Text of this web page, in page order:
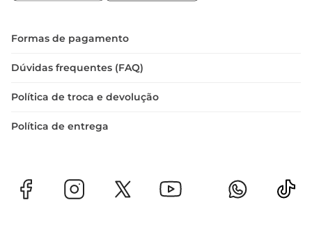
Formas de pagamento
Dúvidas frequentes (FAQ)
Política de troca e devolução
Política de entrega